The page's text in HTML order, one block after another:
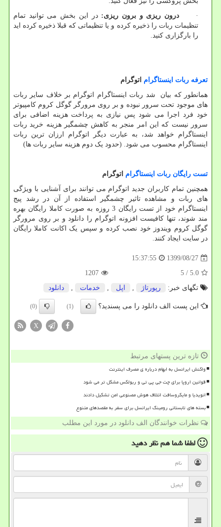
· درون ریزی و برون ریزی: در این بخش می توانید تمام
تنظیمات ربات را ذخیره کرده و یا تنظیماتی که قبلا ذخیره کرده اید
را بارگزاری کنید.
تعرفه ربات اینستاگرام اتوگرام
همانطور که بیان شد ربات اینستاگرام اتوگرام بر خلاف سایر ربات
های موجود تحت سرور نبوده و بر روی مرورگر گوگل کروم کامپیوتر
خود فرد اجرا می شود پس نیازی به پرداخت هزینه اضافی برای
سرور نیست که این امر منجر به کاهش چشمگیر هزینه خرید ربات
اینستاگرام خواهد شد، به عبارت دیگر اتوگرام ارزان ترین ربات
اینستاگرام محسوب می شود. (حدود یک دوم هزینه سایر ربات ها)
تست رایگان ربات اینستاگرام اتوگرام
همچنین تمام کاربران جدید اتوگرام می توانند برای آشنایی با ویژگی
های ربات و مشاهده تاثیر چشمگیر استفاده از آن در رشد پیج
اینستاگرام خود از تست رایگان 3 روزه به صورت کاملا رایگان بهره
مند شوند، تنها کافیست افزونه اتوگرام را دانلود و بر روی مرورگر
گوگل کروم ویندوز خود نصب کرده و سپس یک اکانت کاملا رایگان
در سایت ایجاد کنند.
1399/08/27
15:37:55
5.0
/ 5
1207
تگهای خبر:
رپورتاژ , اپل , خدمات , دانلود
این پست الف دانلود را می پسندید؟ (1)
(0)
X
تازه ترین پستهای مرتبط
واکنش ایرانسل به ابهام درباره ی مصرف اینترنت
قوانین اروپا برای چت جی پی تی و ربولکس مشکل تر می شود
انویدیا و مایکروسافت ائتلاف هوش مصنوعی امن تشکیل دادند
بسته های تابستانی رومینگ ایرانسل برای سفر به مقصدهای متنوع
نظرات خوانندگان الف دانلود در مورد این مطلب
لطفا شما همنظر دهید